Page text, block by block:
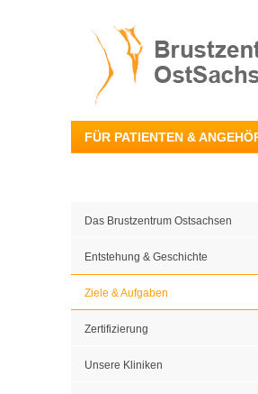
FÜR PATIENTEN &
Das Brustzentrum Ostsachsen
Entstehung & Geschichte
Ziele & Aufgaben
Zertifizierung
Unsere Kliniken